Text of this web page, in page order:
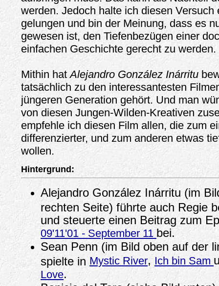
werden. Jedoch halte ich diesen Versuch
gelungen und bin der Meinung, dass es
gewesen ist, den Tiefenbezügen einer
einfachen Geschichte gerecht zu werden.
Mithin hatAlejandro González Inárritu
tatsächlich zu den interessantesten
jüngeren Generation gehört. Und man
von diesen Jungen-Wilden-Kreativen
empfehle ich diesen Film allen, die zum
differenzierter, und zum anderen etwas
wollen.
Hintergrund:
Alejandro González Inárritu (im
rechten Seite) führte auch Regie
und steuerte einen Beitrag zum
09'11'01 - September 11 bei.
Sean Penn (im Bild oben auf der
spielte in Mystic River, Ich bin Sam
Love.